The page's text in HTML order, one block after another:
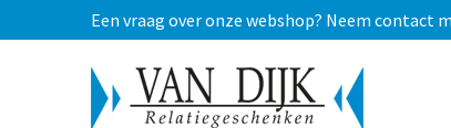
Een vraag over onze webshop? Neem contact